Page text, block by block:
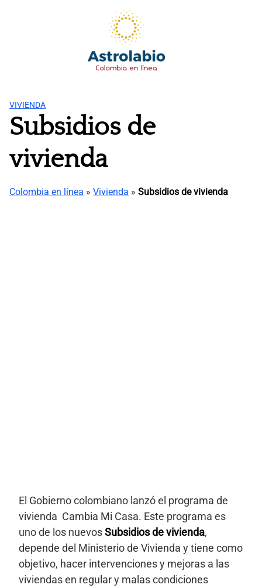
VIVIENDA
Subsidios de
vivienda
Colombia en línea » Vivienda » Subsidios de vivienda
El Gobierno colombiano lanzó el programa de
vivienda Cambia Mi Casa. Este programa es
uno de los nuevosSubsidios de vivienda,
depende del Ministerio de Vivienda y tiene como
objetivo, hacer intervenciones y mejoras a las
viviendas en regular y malas condiciones